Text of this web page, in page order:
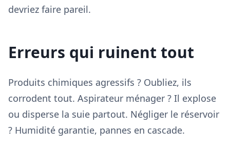
devriez faire pareil.
Erreurs qui ruinent tout
Produits chimiques agressifs ? Oubliez, ils
corrodent tout. Aspirateur ménager ? Il explose
ou disperse la suie partout. Négliger le réservoir
? Humidité garantie, pannes en cascade.